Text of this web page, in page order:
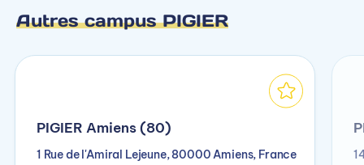
Autres campus PIGIER
PIGIER Amiens (80)
1 Rue de l'Amiral Lejeune, 80000 Amiens, France